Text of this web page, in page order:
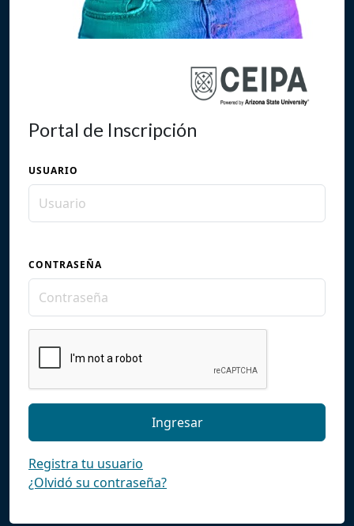
Portal de Inscripción
USUARIO
CONTRASEÑA
Registra tu usuario
¿Olvidó su contraseña?